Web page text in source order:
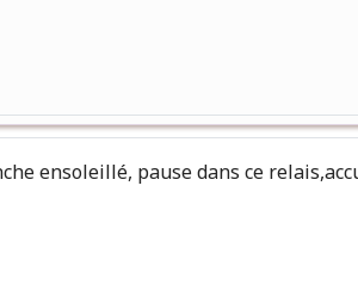
ensoleillé, pause dans ce